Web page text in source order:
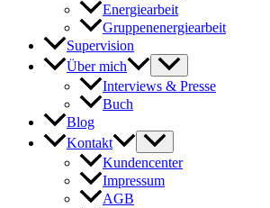
Energiearbeit
Gruppenenergiearbeit
Supervision
Über mich
Interviews & Presse
Buch
Blog
Kontakt
Kundencenter
Impressum
AGB